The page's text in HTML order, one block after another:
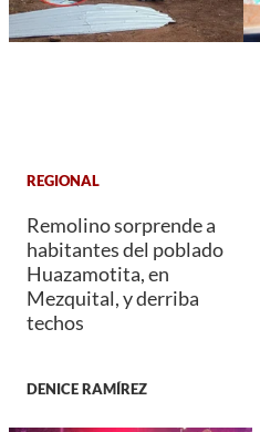
REGIONAL
Remolino sorprende a
habitantes del poblado
Huazamotita, en
Mezquital, y derriba
techos
DENICE RAMÍREZ